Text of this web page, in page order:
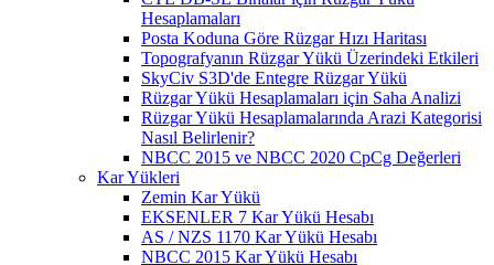
Hesaplamaları
Posta Koduna Göre Rüzgar Hızı Haritası
Topografyanın Rüzgar Yükü Üzerindeki Etkileri
SkyCiv S3D'de Entegre Rüzgar Yükü
Rüzgar Yükü Hesaplamaları için Saha Analizi
Rüzgar Yükü Hesaplamalarında Arazi Kategorisi
Nasıl Belirlenir?
NBCC 2015 ve NBCC 2020 CpCg Değerleri
Kar Yükleri
Zemin Kar Yükü
EKSENLER 7 Kar Yükü Hesabı
AS / NZS 1170 Kar Yükü Hesabı
NBCC 2015 Kar Yükü Hesabı